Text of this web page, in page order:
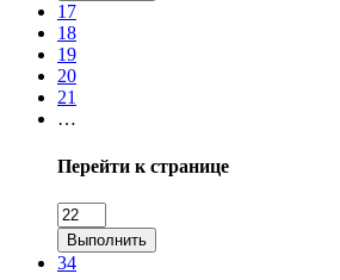
17
18
19
20
21
…
Перейти к странице
Выполнить
34